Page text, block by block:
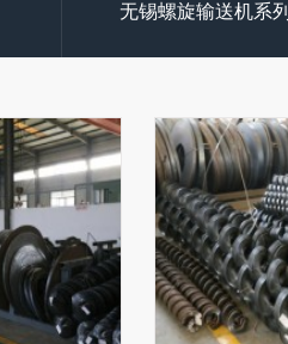
无锡螺旋输送机系列